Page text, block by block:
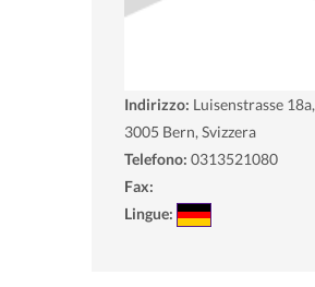
Indirizzo: Luisenstrasse 18a,
3005 Bern, Svizzera
Telefono: 0313521080
Fax:
Lingue: